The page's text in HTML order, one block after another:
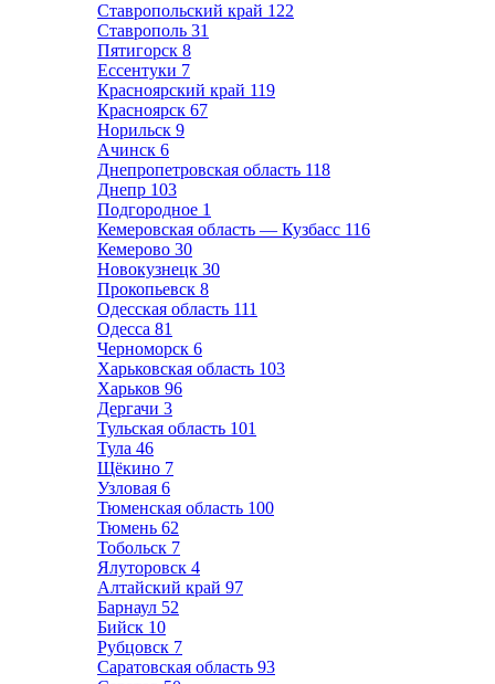
Ставропольский край 122
Ставрополь 31
Пятигорск 8
Ессентуки 7
Красноярский край 119
Красноярск 67
Норильск 9
Ачинск 6
Днепропетровская область 118
Днепр 103
Подгородное 1
Кемеровская область — Кузбасс 116
Кемерово 30
Новокузнецк 30
Прокопьевск 8
Одесская область 111
Одесса 81
Черноморск 6
Харьковская область 103
Харьков 96
Дергачи 3
Тульская область 101
Тула 46
Щёкино 7
Узловая 6
Тюменская область 100
Тюмень 62
Тобольск 7
Ялуторовск 4
Алтайский край 97
Барнаул 52
Бийск 10
Рубцовск 7
Саратовская область 93